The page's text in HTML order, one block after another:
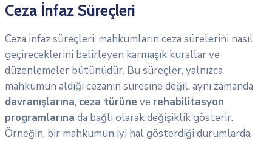
Ceza İnfaz Süreçleri
Ceza infaz süreçleri, mahkumların ceza sürelerini nasıl
geçireceklerini belirleyen karmaşık kurallar ve
düzenlemeler bütünüdür. Bu süreçler, yalnızca
mahkumun aldığı cezanın süresine değil, aynı zamanda
davranışlarına, ceza türüne ve rehabilitasyon
programlarına da bağlı olarak değişiklik gösterir.
Örneğin, bir mahkumun iyi hal gösterdiği durumlarda,